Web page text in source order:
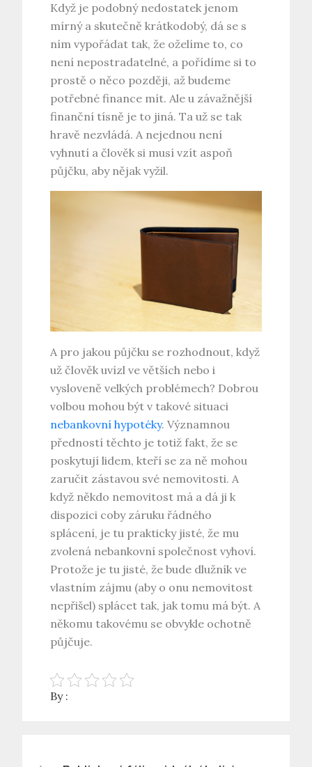
Když je podobný nedostatek jenom
mírný a skutečně krátkodobý, dá se s
ním vypořádat tak, že oželíme to, co
není nepostradatelné, a pořídíme si to
prostě o něco později, až budeme
potřebné finance mít. Ale u závažnější
finanční tísně je to jiná. Ta už se tak
hravě nezvládá. A nejednou není
vyhnutí a člověk si musí vzít aspoň
půjčku, aby nějak vyžil.
A pro jakou půjčku se rozhodnout, když
už člověk uvízl ve větších nebo i
vysloveně velkých problémech? Dobrou
volbou mohou být v takové situaci
nebankovní hypotéky. Významnou
předností těchto je totiž fakt, že se
poskytují lidem, kteří se za ně mohou
zaručit zástavou své nemovitosti. A
když někdo nemovitost má a dá ji k
dispozici coby záruku řádného
splácení, je tu prakticky jisté, že mu
zvolená nebankovní společnost vyhoví.
Protože je tu jisté, že bude dlužník ve
vlastním zájmu (aby o onu nemovitost
nepřišel) splácet tak, jak tomu má být. A
někomu takovému se obvykle ochotně
půjčuje.
By :